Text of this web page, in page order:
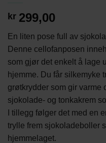
kr 299,00
En liten pose full av
Denne cellofanposen
som gjør det enkelt å lage
hjemme. Du får silkemyke
grøtkrydder som gir varme
sjokolade- og tonkakrem
I tillegg følger det med en
trylle frem sjokoladeboller
hjemmelaget.